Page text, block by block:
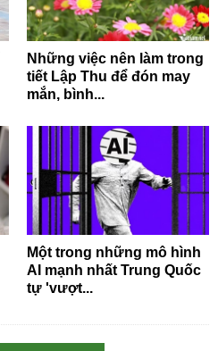
Những việc nên làm trong
tiết Lập Thu để đón may
mắn, bình...
Một trong những mô hình
AI mạnh nhất Trung Quốc
tự 'vượt...